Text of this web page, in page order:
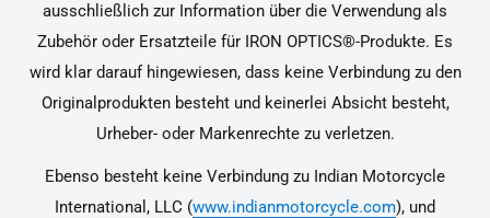
ausschließlich zur Information über die Verwendung als
Zubehör oder Ersatzteile für IRON OPTICS®-Produkte. Es
wird klar darauf hingewiesen, dass keine Verbindung zu den
Originalprodukten besteht und keinerlei Absicht besteht,
Urheber- oder Markenrechte zu verletzen.
Ebenso besteht keine Verbindung zu Indian Motorcycle
International, LLC (www.indianmotorcycle.com), und